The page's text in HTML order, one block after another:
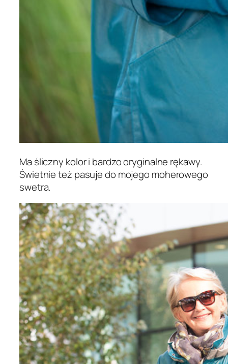
Ma śliczny kolor i bardzo oryginalne rękawy.
Świetnie też pasuje do mojego moherowego
swetra.